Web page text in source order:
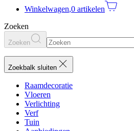
Winkelwagen,0 artikelen
Zoeken
Zoeken
Zoekbalk sluiten
Raamdecoratie
Vloeren
Verlichting
Verf
Tuin